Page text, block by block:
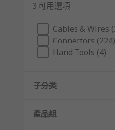
3 可用選項
Cables & Wires
Connectors (224)
Hand Tools (4)
子分类
產品組